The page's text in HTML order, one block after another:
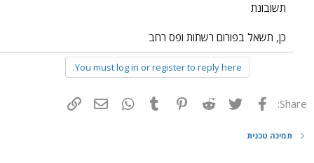
תשובונת
כן, תשאל בפורום רשתות ופס רחב
You must log in or register to reply here.
Share: פייסבוק Twitter
Reddit
Pinterest
Tumblr
WhatsAppדואר אלקטרוני
תמיכה טכנית